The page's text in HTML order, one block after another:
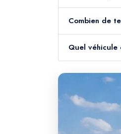
Combien de
Quel véhicule